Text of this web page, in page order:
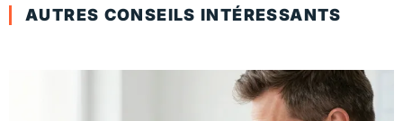
AUTRES CONSEILS INTÉRESSANTS